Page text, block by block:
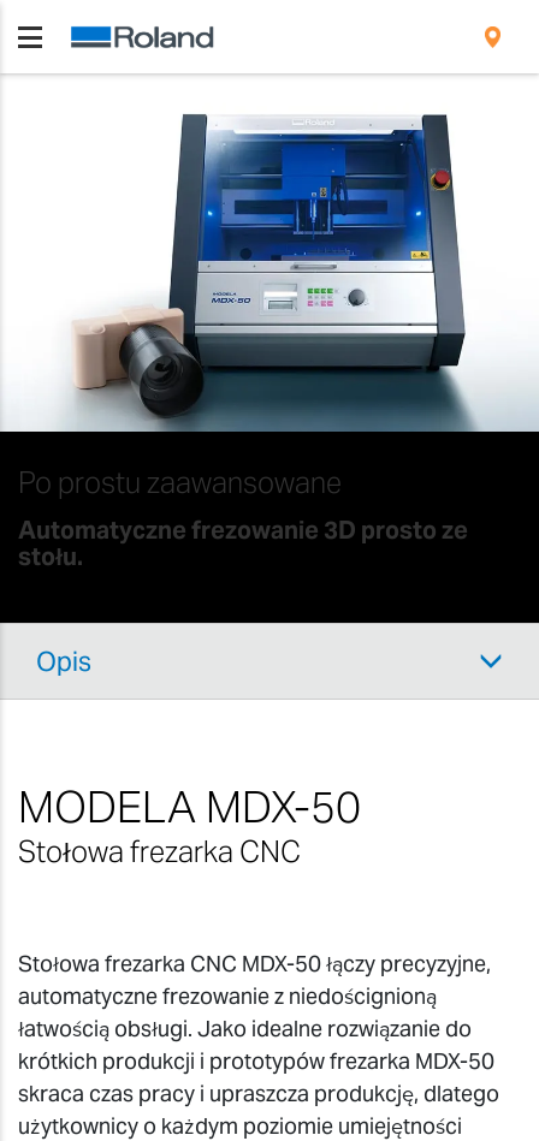
Po prostu zaawansowane
Automatyczne frezowanie 3D prosto ze
stołu.
Opis
MODELA MDX-50
Stołowa frezarka CNC
Stołowa frezarka CNC MDX-50 łączy precyzyjne,
automatyczne frezowanie z niedoścignioną
łatwością obsługi. Jako idealne rozwiązanie do
krótkich produkcji i prototypów frezarka MDX-50
skraca czas pracy i upraszcza produkcję, dlatego
użytkownicy o każdym poziomie umiejętności